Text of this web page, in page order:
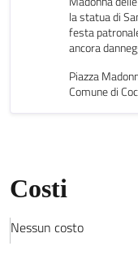
la statua di
festa
ancora
Piazza
Comune di
Costi
Nessun costo